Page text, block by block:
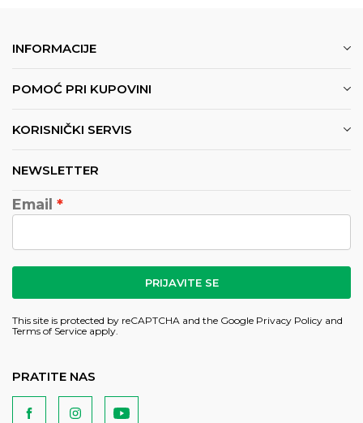
INFORMACIJE
POMOĆ PRI KUPOVINI
KORISNIČKI SERVIS
NEWSLETTER
Email
PRIJAVITE SE
This site is protected by reCAPTCHA and the Google Privacy Policy and
Terms of Service apply.
PRATITE NAS